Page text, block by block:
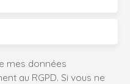
mes données
au RGPD. Si vous ne